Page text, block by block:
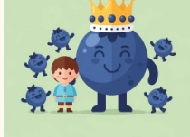
Munro
Leaf